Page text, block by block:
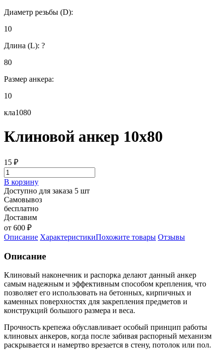
Диаметр резьбы (D):
10
Длина (L): ?
80
Размер анкера:
10
кла1080
Клиновой анкер 10х80
15 ₽
В корзину
Доступно для заказа 5 шт
Самовывоз
бесплатно
Доставим
от 600 ₽
Описание ХарактеристикиПохожите товары Отзывы
Описание
Клиновый наконечник и распорка делают данный анкер
самым надежным и эффективным способом крепления, что
позволяет его использовать на бетонных, кирпичных и
каменных поверхностях для закрепления предметов и
конструкций большого размера и веса.
Прочность крепежа обуславливает особый принцип работы
клиновых анкеров, когда после забивая распорный механизм
раскрывается и намертво врезается в стену, потолок или пол.